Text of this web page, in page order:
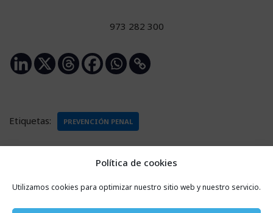
Política de cookies
Utilizamos cookies para optimizar nuestro sitio web y nuestro servicio.
973 282 300
Etiquetas: PREVENCIÓN PENAL
Deja una respuesta